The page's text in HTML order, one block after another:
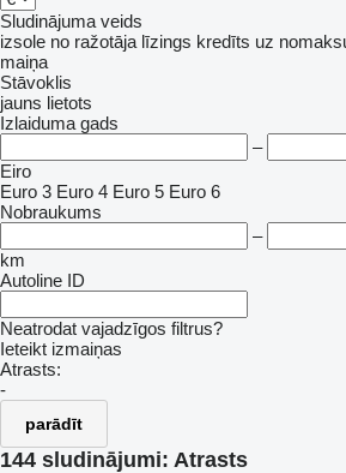
Sludinājuma veids
izsole no ražotāja līzings kredīts uz
maiņa
Stāvoklis
jauns lietots
Izlaiduma gads
–
Eiro
Euro 3 Euro 4 Euro 5 Euro 6
Nobraukums
–
km
Autoline ID
Neatrodat vajadzīgos filtrus?
Ieteikt izmaiņas
Atrasts:
-
parādīt
144 sludinājumi: Atrasts